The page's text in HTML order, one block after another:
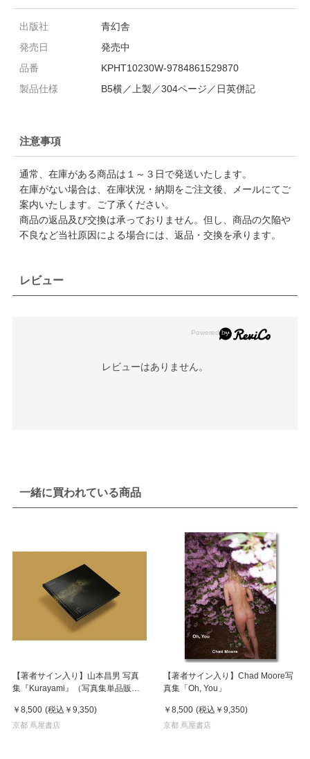
出版社
青幻舎
発売日
発売中
品番
KPHT10230W-9784861529870
製品仕様
B5横／上製／304ページ／日英併記
注意事項
通常、在庫がある商品は１～３日で発送いたします。
在庫がない場合は、在庫状況・納期をご注文後、メールにてご
案内いたします。ご了承ください。
商品の返品及び交換は承っておりません。但し、商品の欠陥や
不良など当社原因による場合には、返品・交換を承ります。
レビュー
レビューはありません。
一緒に買われている商品
【著者サイン入り】山本昌男 写真
集『Kurayami』（写真集単品販
￥8,500 (税込 ￥9,350)
京都 蔦屋書店
【著者サイン入り】Chad Moore写
真集「Oh, You」
￥8,500 (税込 ￥9,350)
京都 蔦屋書店